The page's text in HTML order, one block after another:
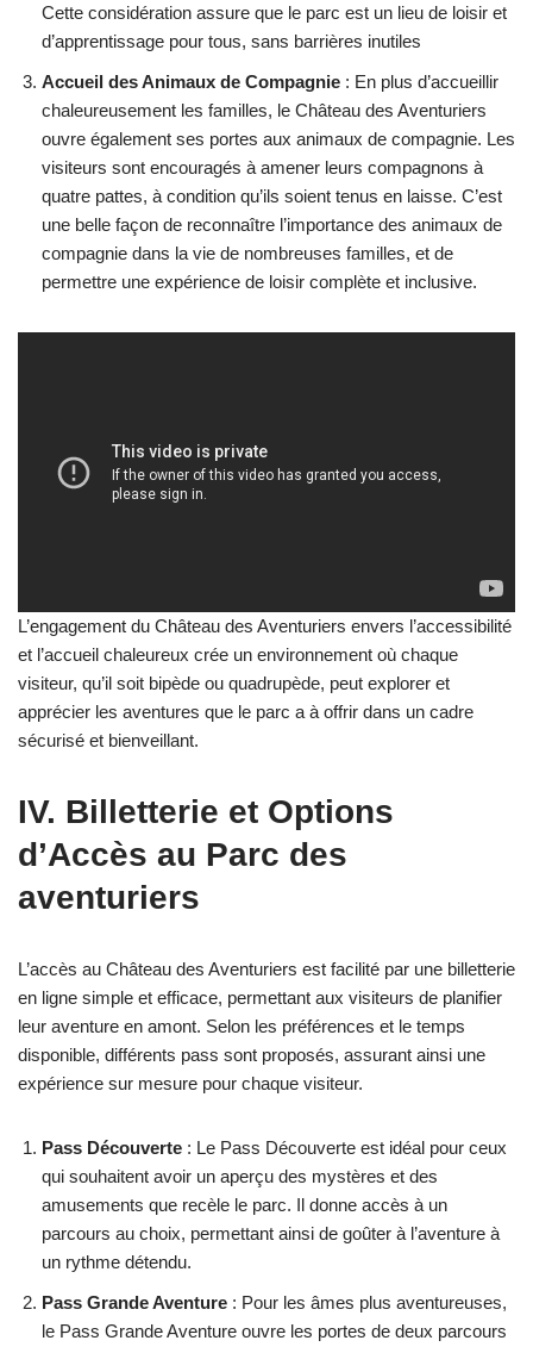
Cette considération assure que le parc est un lieu de loisir et
d’apprentissage pour tous, sans barrières inutiles
Accueil des Animaux de Compagnie : En plus d’accueillir
chaleureusement les familles, le Château des Aventuriers
ouvre également ses portes aux animaux de compagnie. Les
visiteurs sont encouragés à amener leurs compagnons à
quatre pattes, à condition qu’ils soient tenus en laisse. C’est
une belle façon de reconnaître l’importance des animaux de
compagnie dans la vie de nombreuses familles, et de
permettre une expérience de loisir complète et inclusive.
L’engagement du Château des Aventuriers envers l’accessibilité
et l’accueil chaleureux crée un environnement où chaque
visiteur, qu’il soit bipède ou quadrupède, peut explorer et
apprécier les aventures que le parc a à offrir dans un cadre
sécurisé et bienveillant.
IV. Billetterie et Options
d’Accès au Parc des
aventuriers
L’accès au Château des Aventuriers est facilité par une billetterie
en ligne simple et efficace, permettant aux visiteurs de planifier
leur aventure en amont. Selon les préférences et le temps
disponible, différents pass sont proposés, assurant ainsi une
expérience sur mesure pour chaque visiteur.
Pass Découverte : Le Pass Découverte est idéal pour ceux
qui souhaitent avoir un aperçu des mystères et des
amusements que recèle le parc. Il donne accès à un
parcours au choix, permettant ainsi de goûter à l’aventure à
un rythme détendu.
Pass Grande Aventure : Pour les âmes plus aventureuses,
le Pass Grande Aventure ouvre les portes de deux parcours